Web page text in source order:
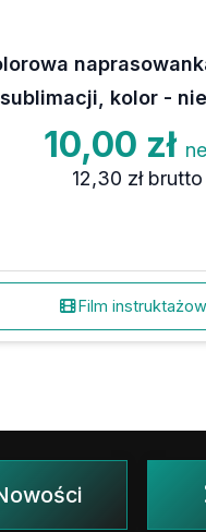
sublimacji, kolor -
10,00 zł
12,30 zł brutto
Film